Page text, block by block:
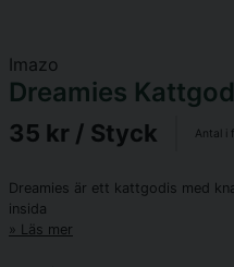
Imazo
Dreamies
35 kr / Styck Antal i
Dreamies är ett kattgodis med
insida
Läs mer